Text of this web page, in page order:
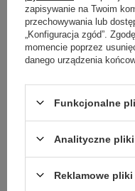
Podmiot odpowiedzialny za ten
Mieszanka kwiatów do ogrodów
zapisywanie na Twoim
przechowywania lub
„Konfiguracja zgód”.
momencie poprzez
danego urządzenia
Funkcjonalne
Analityczne
Reklamowe